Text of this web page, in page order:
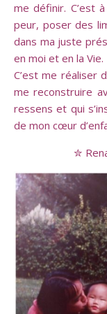
me définir. C’est
peur, poser des
dans ma juste
en moi et en la Vie.
C’est me réaliser
me reconstruire
ressens et qui
de mon cœur
✮